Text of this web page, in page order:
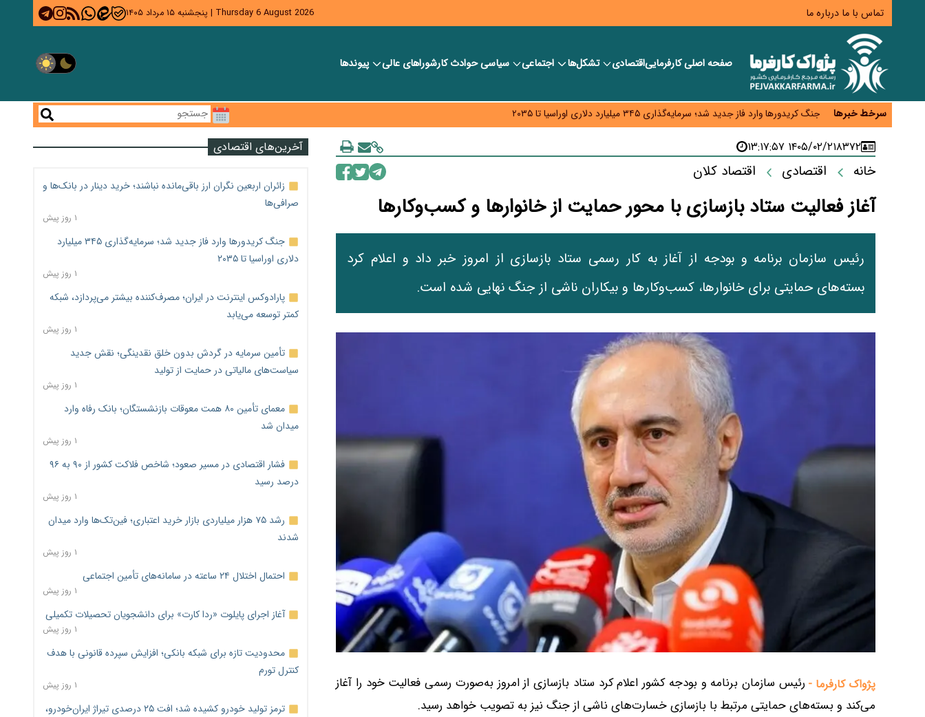
تماس با ما درباره ما Thursday 6 August 2026
| پنجشنبه ۱۵ مرداد ۱۴۰۵
صفحه اصلیکارفرماییاقتصادی تشکل‌ها اجتماعی سیاسیحوادث کارشورا‎های عالی پیوندها
سرخط خبرها
زائران اربعین نگران ارز باقی‌مانده نباشند؛ خرید دینار در بانک‌ها و صرافی‌ها
جنگ کریدورها وارد فاز جدید شد؛ سرمایه‌گذاری ۳۴۵ میلیارد دلاری اوراسیا تا ۲۰۳۵
پارادوکس اینترنت در ایران؛ مصرف‌کننده بیشتر می‌پردازد، شبکه کمتر توسعه می‌یابد
تأمین سرمایه در گردش بدون خلق نقدینگی؛ نقش جدید سیاست‌های مالیاتی در حمایت از تولید
معمای تأمین ۸۰ همت معوقات بازنشستگان؛ بانک رفاه وارد میدان شد
۸۳۷۲۱۴۰۵/۰۲/۲۱ ۱۳:۱۷:۵۷
خانه اقتصادی اقتصاد کلان
آغاز فعالیت ستاد بازسازی با محور حمایت از خانوارها و کسب‌وکارها
رئیس سازمان برنامه و بودجه از آغاز به کار رسمی ستاد بازسازی از امروز خبر داد و اعلام کرد
بسته‌های حمایتی برای خانوارها، کسب‌وکارها و بیکاران ناشی از جنگ نهایی شده است.
پژواک کارفرما - رئیس سازمان برنامه و بودجه کشور اعلام کرد ستاد بازسازی از امروز به‌صورت رسمی فعالیت خود را آغاز
می‌کند و بسته‌های حمایتی مرتبط با بازسازی خسارت‌های ناشی از جنگ نیز به تصویب خواهد رسید.
آخرین‌های اقتصادی
زائران اربعین نگران ارز باقی‌مانده نباشند؛ خرید دینار در بانک‌ها و
صرافی‌ها
۱ روز پیش
جنگ کریدورها وارد فاز جدید شد؛ سرمایه‌گذاری ۳۴۵ میلیارد
دلاری اوراسیا تا ۲۰۳۵
۱ روز پیش
پارادوکس اینترنت در ایران؛ مصرف‌کننده بیشتر می‌پردازد، شبکه
کمتر توسعه می‌یابد
۱ روز پیش
تأمین سرمایه در گردش بدون خلق نقدینگی؛ نقش جدید
سیاست‌های مالیاتی در حمایت از تولید
۱ روز پیش
معمای تأمین ۸۰ همت معوقات بازنشستگان؛ بانک رفاه وارد
میدان شد
۱ روز پیش
فشار اقتصادی در مسیر صعود؛ شاخص فلاکت کشور از ۹۰ به ۹۶
درصد رسید
۱ روز پیش
رشد ۷۵ هزار میلیاردی بازار خرید اعتباری؛ فین‌تک‌ها وارد میدان
شدند
۱ روز پیش
احتمال اختلال ۲۴ ساعته در سامانه‌های تأمین اجتماعی
۱ روز پیش
آغاز اجرای پایلوت «ردا کارت» برای دانشجویان تحصیلات تکمیلی
۱ روز پیش
محدودیت تازه برای شبکه بانکی؛ افزایش سپرده قانونی با هدف
کنترل تورم
۱ روز پیش
ترمز تولید خودرو کشیده شد؛ افت ۲۵ درصدی تیراژ ایران‌خودرو،